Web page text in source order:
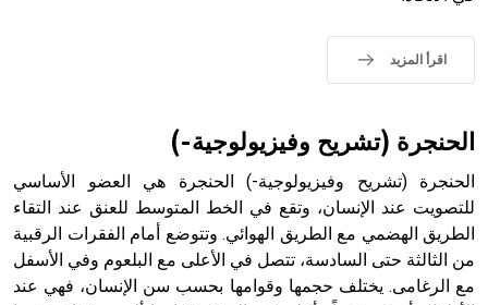
sign تكتب منفصلة غير متصلة، وتعتمد المبدأ الأكوروفوني،اقرأ المزيد
الحنجرة (تشريح وفيزيولوجية-)
الحنجرة (تشريح وفيزيولوجية-) الحنجرة هي العضو الأساسي
للتصويت عند الإنسان، وتقع في الخط المتوسط للعنق عند التقاء
الطريق الهضمي مع الطريق الهوائي. وتتوضع أمام الفقرات الرقبية
من الثالثة حتى السادسة، تتصل في الأعلى مع البلعوم وفي الأسفل
مع الرغامى. يختلف حجمها وقوامها بحسب سن الإنسان، فهي عند